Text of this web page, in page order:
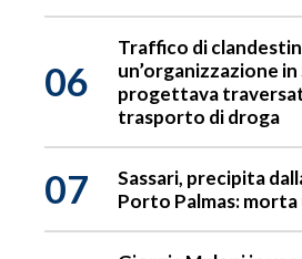
06
Traffico di
un’organizzazione
progettava
trasporto di droga
07
Sassari, precipita
Porto Palmas: morta